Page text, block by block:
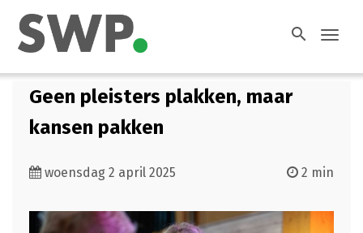
search
Geen pleisters plakken, maar
kansen pakken
woensdag 2 april 2025 2 min